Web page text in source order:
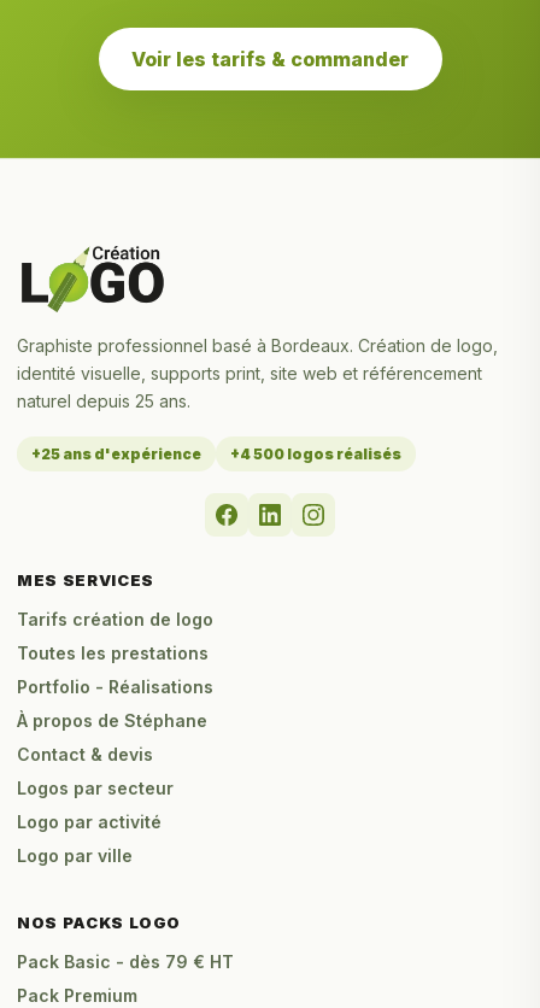
Voir les tarifs & commander
Graphiste professionnel basé à Bordeaux. Création de logo,
identité visuelle, supports print, site web et référencement
naturel depuis 25 ans.
+25 ans d'expérience +4 500 logos réalisés
MES SERVICES
Tarifs création de logo
Toutes les prestations
Portfolio - Réalisations
À propos de Stéphane
Contact & devis
Logos par secteur
Logo par activité
Logo par ville
NOS PACKS LOGO
Pack Basic - dès 79 € HT
Pack Premium